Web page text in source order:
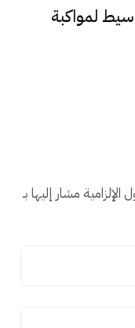
لمواكبة
الإلزامية مشار إليها بـ